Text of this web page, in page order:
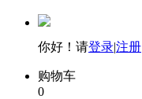
你好！请登录|注册
购物车
0